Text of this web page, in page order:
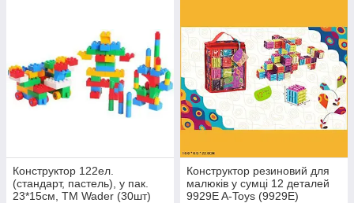
Конструктор 122ел.
(стандарт, пастель), у пак.
23*15см, ТМ Wader (30шт)
Конструктор резиновий для
малюків у сумці 12 деталей
9929E A-Toys (9929E)